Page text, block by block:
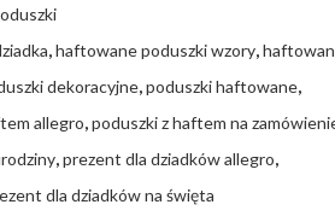
,haftowane poduszki wzory,
dekoracyjne,poduszki haftowane,
allegro,poduszki z haftem na
,prezent dla dziadków allegro,
dla dziadków na święta